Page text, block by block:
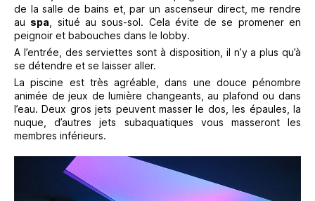
de la salle de bains et, par un ascenseur direct, me rendre
au spa , situé au sous-sol. Cela évite de se promener en
peignoir et babouches dans le lobby.
A l’entrée, des serviettes sont à disposition, il n’y a plus qu’à
se détendre et se laisser aller.
La piscine est très agréable, dans une douce pénombre
animée de jeux de lumière changeants, au plafond ou dans
l’eau. Deux gros jets peuvent masser le dos, les épaules, la
nuque, d’autres jets subaquatiques vous masseront les
membres inférieurs.